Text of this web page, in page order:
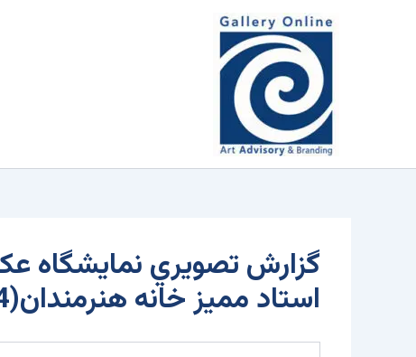
گزارش تصويري نمايشگاه
استاد مميز خانه هنرمندان(24مهر94)